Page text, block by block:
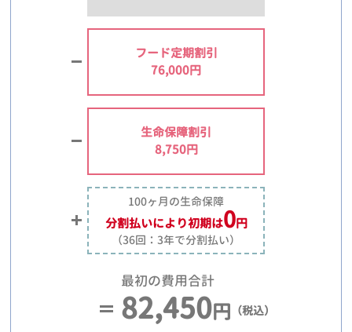
フード定期割引
76,000円
生命保障割引
8,750円
100ヶ月の生命保障
分割払いにより初期は0円
（36回：3年で分割払い）
最初の費用合計
82,450円 （税込）